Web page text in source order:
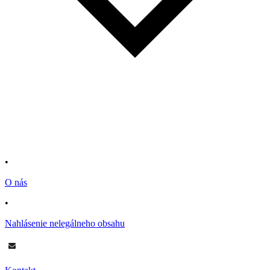
•
O nás
•
Nahlásenie nelegálneho obsahu